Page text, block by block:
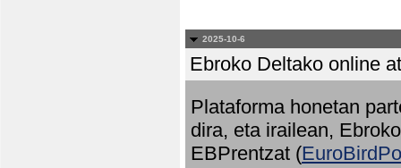
2025-10-6
Ebroko Deltako online
Plataforma honetan
dira, eta irailean,
EBPrentzat (